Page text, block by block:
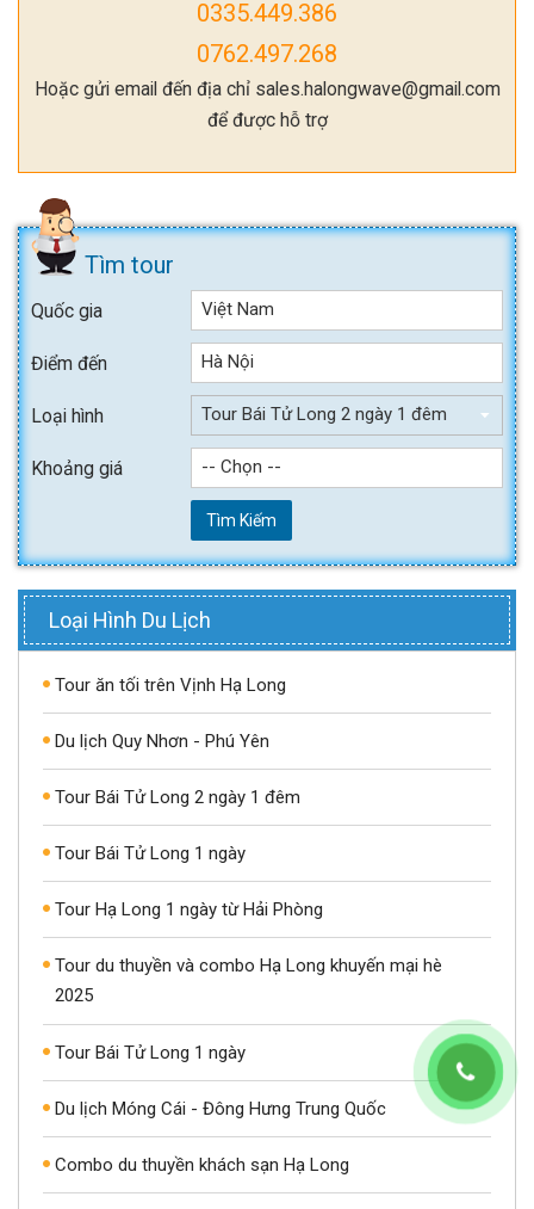
0335.449.386
0762.497.268
Hoặc gửi email đến địa chỉ sales.halongwave@gmail.com
để được hỗ trợ
Tìm tour
Quốc gia Việt Nam
Điểm đến Hà Nội
Loại hình Tour Bái Tử Long 2 ngày 1 đêm
Khoảng giá -- Chọn --
Tìm Kiếm
Loại Hình Du Lịch
Tour ăn tối trên Vịnh Hạ Long
Du lịch Quy Nhơn - Phú Yên
Tour Bái Tử Long 2 ngày 1 đêm
Tour Bái Tử Long 1 ngày
Tour Hạ Long 1 ngày từ Hải Phòng
Tour du thuyền và combo Hạ Long khuyến mại hè
2025
Tour Bái Tử Long 1 ngày
Du lịch Móng Cái - Đông Hưng Trung Quốc
Combo du thuyền khách sạn Hạ Long